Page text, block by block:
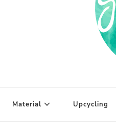
Material Upcycling